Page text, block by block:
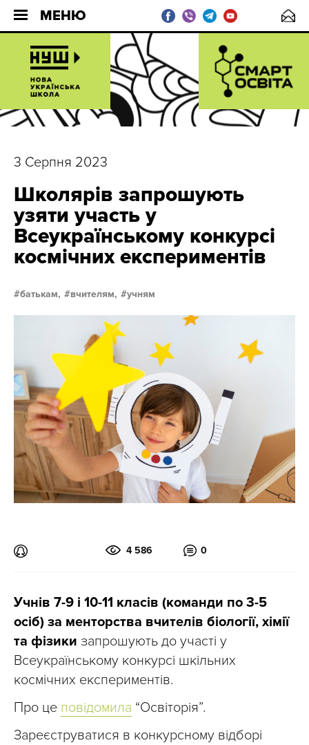
МЕНЮ
3 Серпня 2023
Школярів запрошують
узяти участь у
Всеукраїнському конкурсі
космічних експериментів
батькам, вчителям, учням
4 586 0
Учнів 7-9 і 10-11 класів (команди по 3-5
осіб) за менторства вчителів біології, хімії
та фізики запрошують до участі у
Всеукраїнському конкурсі шкільних
космічних експериментів.
Про це повідомила “Освіторія”.
Зареєструватися в конкурсному відборі